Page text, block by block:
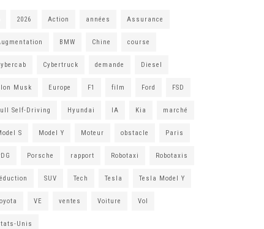
2026 Action années Assurance
BMW Chine course
Cybertruck demande Diesel
Musk Europe F1 film Ford FSD
Self-Driving Hyundai IA Kia marché
S Model Y Moteur obstacle Paris
Porsche rapport Robotaxi Robotaxis
SUV Tech Tesla Tesla Model Y
VE ventes Voiture Vol
Unis